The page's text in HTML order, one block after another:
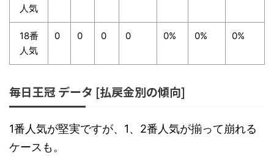
人気
18番
人気
0 0 0 0 0% 0% 0%
毎日王冠 データ [払戻金別の傾向]
1番人気が堅実ですが、1、2番人気が揃って崩れる
ケースも。